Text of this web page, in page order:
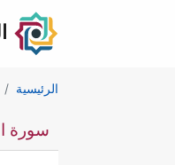
الرئيسية
سورة